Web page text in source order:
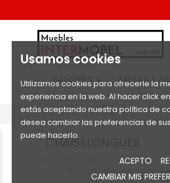
Usamos cookies
Utilizamos cookies para ofrecerle la
experiencia en la web. Al hacer click
estás aceptando nuestra política de
desea cambiar las preferencias de
puede hacerlo.
ACEPTO
CAMBIAR MIS
SALONES  MESAS Y
Inicio Sofás ChaiseLongues
CHAISELONGUES
Descubre la mejor gama de
chaiselongues quedan